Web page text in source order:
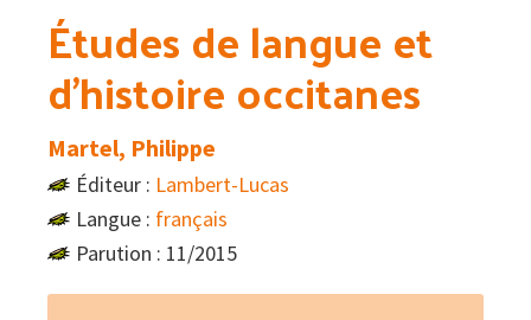
Études de langue et
d’histoire occitanes
Martel, Philippe
Éditeur : Lambert-Lucas
Langue : français
Parution : 11/2015